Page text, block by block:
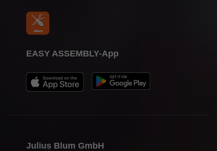
Julius Blum GmbH
EASY ASSEMBLY-App